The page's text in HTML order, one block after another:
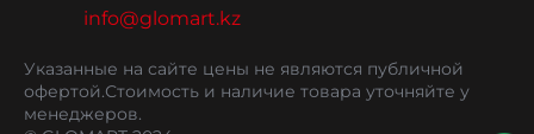
info@glomart.kz
Указанные на сайте цены не являются публичной
офертой.Стоимость и наличие товара уточняйте у
менеджеров.